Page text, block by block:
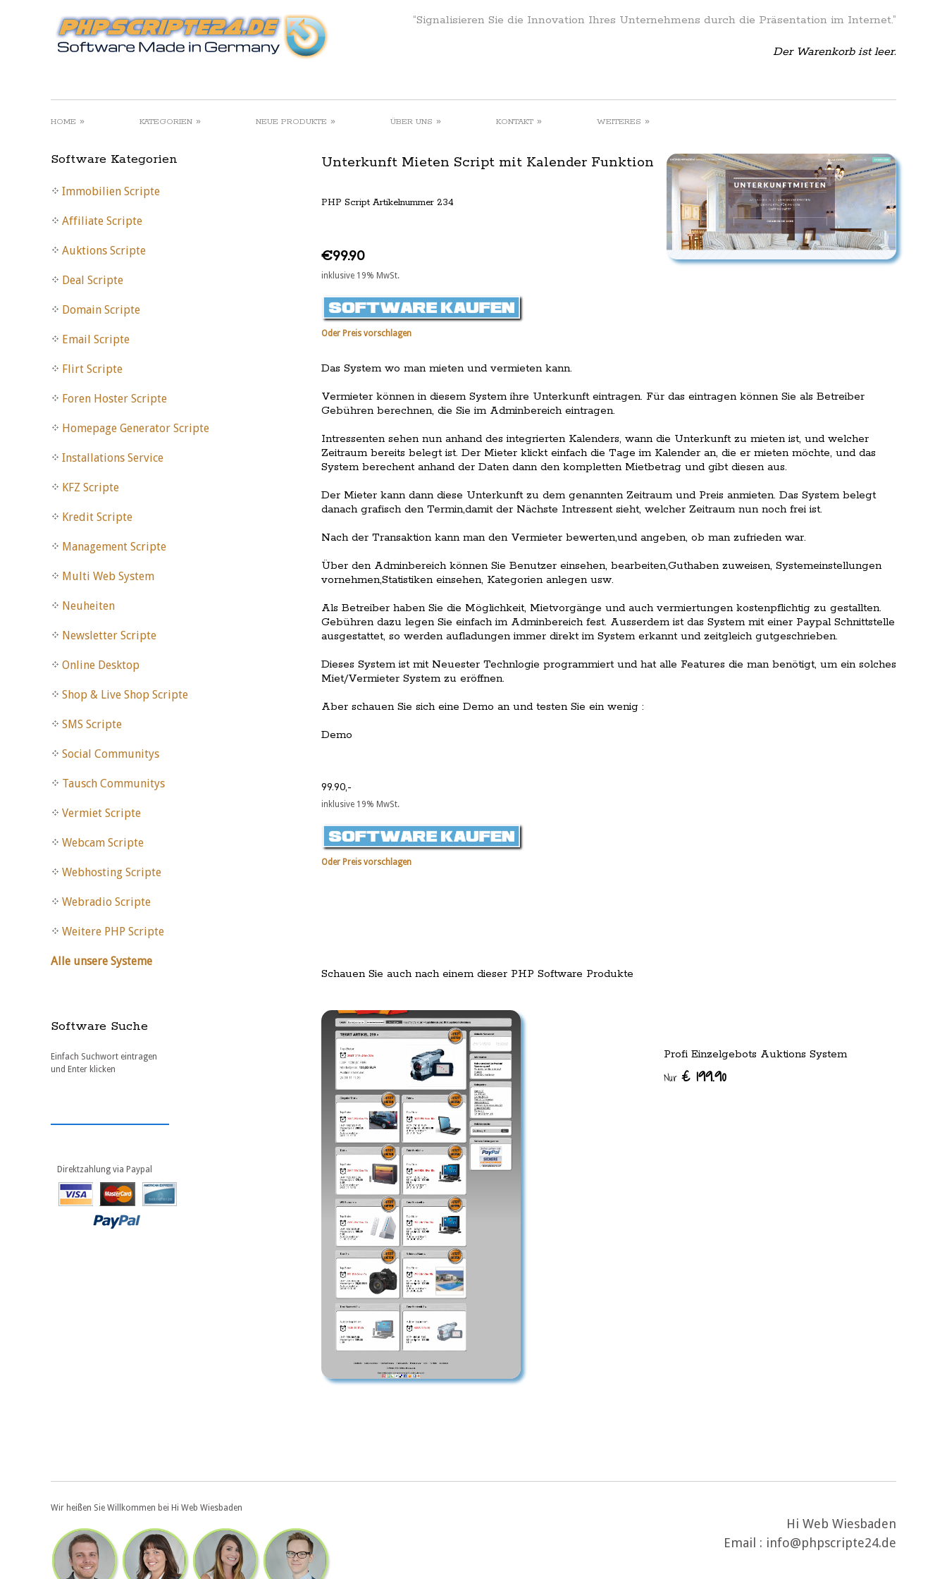
“Signalisieren Sie die Innovation Ihres Unternehmens durch die Präsentation im Internet.”
Der Warenkorb ist leer.
HOME » KATEGORIEN » NEUE PRODUKTE » ÜBER UNS » KONTAKT » WEITERES »
Unterkunft Mieten Script mit Kalender Funktion
PHP Script Artikelnummer 234
€99.90
inklusive 19% MwSt.
Oder Preis vorschlagen
Das System wo man mieten und vermieten kann.
Vermieter können in diesem System ihre Unterkunft eintragen. Für das eintragen können Sie als Betreiber
Gebühren berechnen, die Sie im Adminbereich eintragen.
Intressenten sehen nun anhand des integrierten Kalenders, wann die Unterkunft zu mieten ist, und welcher
Zeitraum bereits belegt ist. Der Mieter klickt einfach die Tage im Kalender an, die er mieten möchte, und das
System berechent anhand der Daten dann den kompletten Mietbetrag und gibt diesen aus.
Der Mieter kann dann diese Unterkunft zu dem genannten Zeitraum und Preis anmieten. Das System belegt
danach grafisch den Termin,damit der Nächste Intressent sieht, welcher Zeitraum nun noch frei ist.
Nach der Transaktion kann man den Vermieter bewerten,und angeben, ob man zufrieden war.
Über den Adminbereich können Sie Benutzer einsehen, bearbeiten,Guthaben zuweisen, Systemeinstellungen
vornehmen,Statistiken einsehen, Kategorien anlegen usw.
Als Betreiber haben Sie die Möglichkeit, Mietvorgänge und auch vermiertungen kostenpflichtig zu gestallten.
Gebühren dazu legen Sie einfach im Adminbereich fest. Ausserdem ist das System mit einer Paypal Schnittstelle
ausgestattet, so werden aufladungen immer direkt im System erkannt und zeitgleich gutgeschrieben.
Dieses System ist mit Neuester Technlogie programmiert und hat alle Features die man benötigt, um ein solches
Miet/Vermieter System zu eröffnen.
Aber schauen Sie sich eine Demo an und testen Sie ein wenig :
Demo
99.90,-
inklusive 19% MwSt.
Oder Preis vorschlagen
Schauen Sie auch nach einem dieser PHP Software Produkte
Profi Einzelgebots Auktions System
Nur € 199.90
Software Kategorien
Immobilien Scripte
Affiliate Scripte
Auktions Scripte
Deal Scripte
Domain Scripte
Email Scripte
Flirt Scripte
Foren Hoster Scripte
Homepage Generator Scripte
Installations Service
KFZ Scripte
Kredit Scripte
Management Scripte
Multi Web System
Neuheiten
Newsletter Scripte
Online Desktop
Shop & Live Shop Scripte
SMS Scripte
Social Communitys
Tausch Communitys
Vermiet Scripte
Webcam Scripte
Webhosting Scripte
Webradio Scripte
Weitere PHP Scripte
Alle unsere Systeme
Software Suche
Einfach Suchwort eintragen
und Enter klicken
Direktzahlung via Paypal
Wir heißen Sie Willkommen bei Hi Web Wiesbaden
Hi Web Wiesbaden
Email : info@phpscripte24.de